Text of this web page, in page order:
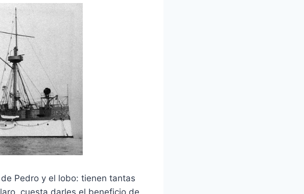
Pedro y el lobo: tienen tantas